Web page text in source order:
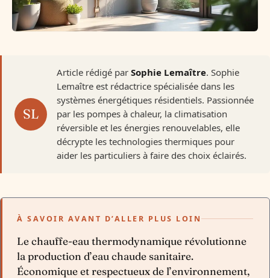
Article rédigé par Sophie Lemaître. Sophie
Lemaître est rédactrice spécialisée dans les
systèmes énergétiques résidentiels. Passionnée
par les pompes à chaleur, la climatisation
réversible et les énergies renouvelables, elle
décrypte les technologies thermiques pour
aider les particuliers à faire des choix éclairés.
À SAVOIR AVANT D’ALLER PLUS LOIN
Le chauffe-eau thermodynamique révolutionne
la production d’eau chaude sanitaire.
Économique et respectueux de l’environnement,